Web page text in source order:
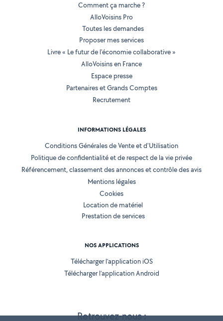
Retrouvez-nous :
Comment ça marche ?
AlloVoisins Pro
Toutes les demandes
Proposer mes services
Livre « Le futur de l'économie collaborative »
AlloVoisins en France
Espace presse
Partenaires et Grands Comptes
Recrutement
INFORMATIONS LÉGALES
Conditions Générales de Vente et d'Utilisation
Politique de confidentialité et de respect de la vie privée
Référencement, classement des annonces et contrôle des avis
Mentions légales
Cookies
Location de matériel
Prestation de services
NOS APPLICATIONS
Télécharger l’application iOS
Télécharger l’application Android